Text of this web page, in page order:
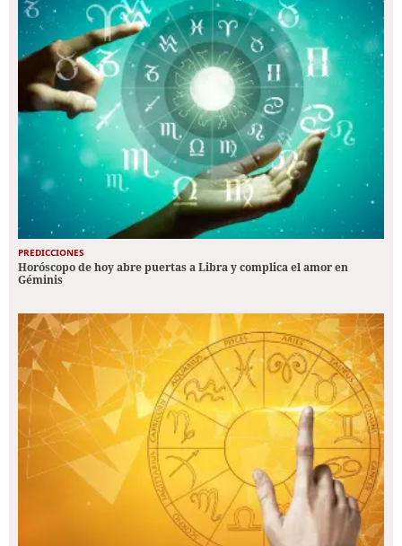
PREDICCIONES
Horóscopo de hoy abre puertas a Libra y complica el amor en
Géminis